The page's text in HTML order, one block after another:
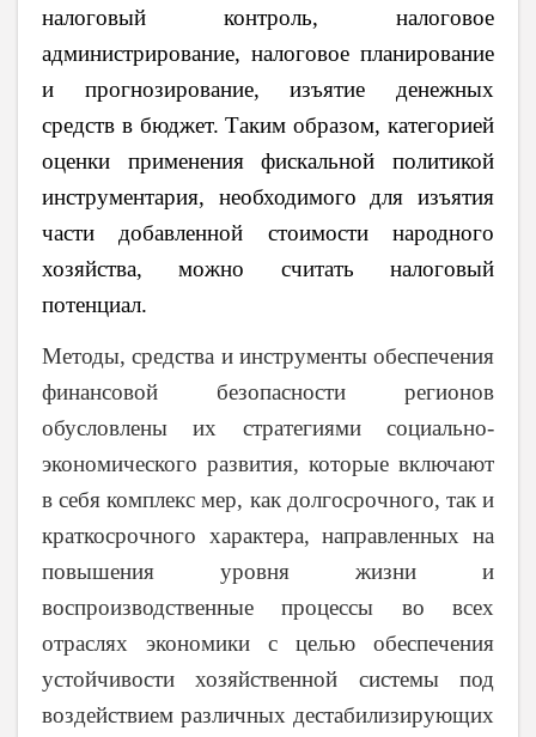
налоговый контроль, налоговое
администрирование, налоговое планирование
и прогнозирование, изъятие денежных
средств в бюджет. Таким образом, категорией
оценки применения фискальной политикой
инструментария, необходимого для изъятия
части добавленной стоимости народного
хозяйства, можно считать налоговый
потенциал.
Методы, средства и инструменты обеспечения
финансовой безопасности регионов
обусловлены их стратегиями социально-
экономического развития, которые включают
в себя комплекс мер, как долгосрочного, так и
краткосрочного характера, направленных на
повышения уровня жизни и
воспроизводственные процессы во всех
отраслях экономики с целью обеспечения
устойчивости хозяйственной системы под
воздействием различных дестабилизирующих